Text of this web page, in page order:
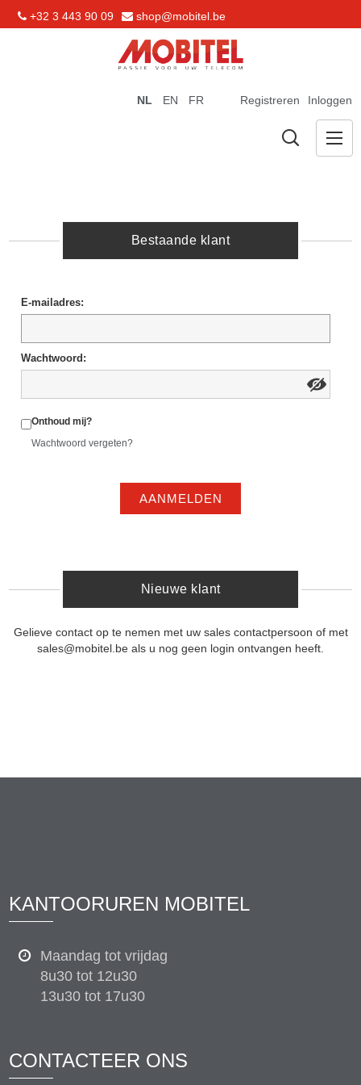
+32 3 443 90 09 shop@mobitel.be
Registreren Inloggen
NL EN FR
Bestaande klant
E-mailadres:
Wachtwoord:
Onthoud mij?
Wachtwoord vergeten?
AANMELDEN
Nieuwe klant
Gelieve contact op te nemen met uw sales contactpersoon of met
sales@mobitel.be als u nog geen login ontvangen heeft.
KANTOORUREN MOBITEL
Maandag tot vrijdag
8u30 tot 12u30
13u30 tot 17u30
CONTACTEER ONS